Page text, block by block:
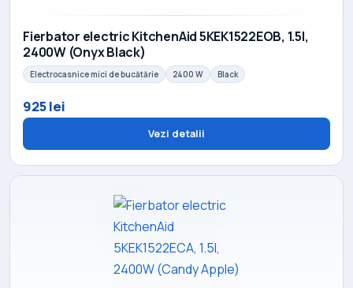
Fierbator electric KitchenAid 5KEK1522EOB, 1.5l,
2400W (Onyx Black)
Electrocasnice mici de bucătărie 2400 W Black
925 lei
Vezi detalii